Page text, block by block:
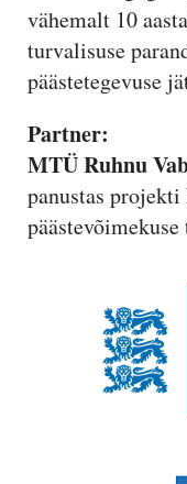
vähemalt 10
turvalisuse
päästetegevuse
Partner:
MTÜ Ruhnu
panustas